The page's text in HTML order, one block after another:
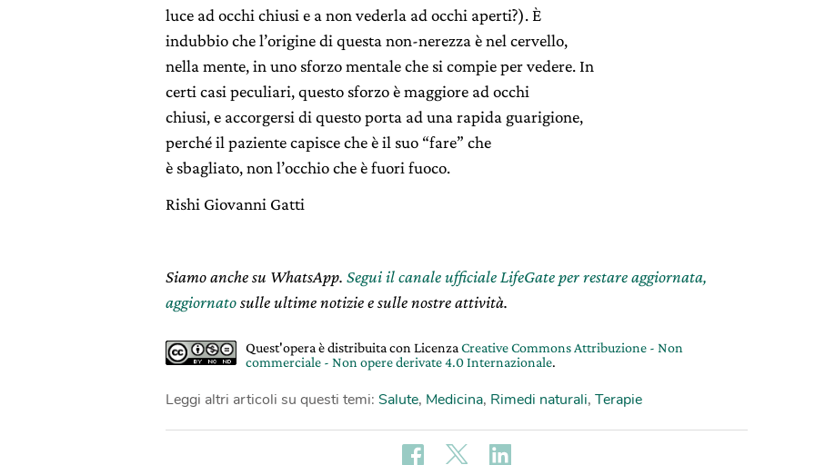
luce ad occhi chiusi e a non vederla ad occhi aperti?). È
indubbio che l’origine di questa non-nerezza è nel cervello,
nella mente, in uno sforzo mentale che si compie per vedere. In
certi casi peculiari, questo sforzo è maggiore ad occhi
chiusi, e accorgersi di questo porta ad una rapida guarigione,
perché il paziente capisce che è il suo “fare” che
è sbagliato, non l’occhio che è fuori fuoco.
Rishi Giovanni Gatti
Siamo anche su WhatsApp. Segui il canale ufficiale LifeGate per restare aggiornata,
aggiornatosulle ultime notizie e sulle nostre attività.
Quest'opera è distribuita con Licenza Creative Commons Attribuzione - Non
commerciale - Non opere derivate 4.0 Internazionale.
Leggi altri articoli su questi temi: Salute, Medicina, Rimedi naturali, Terapie